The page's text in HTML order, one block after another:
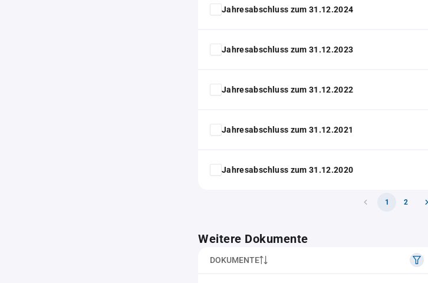
Jahresabschluss zum 31.12.2024
Jahresabschluss zum 31.12.2023
Jahresabschluss zum 31.12.2022
Jahresabschluss zum 31.12.2021
Jahresabschluss zum 31.12.2020
1 2
Weitere Dokumente
DOKUMENTE